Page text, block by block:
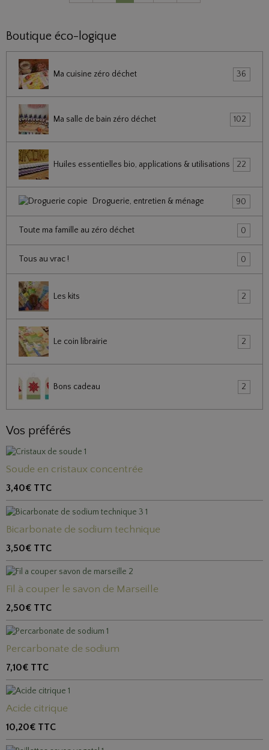
Boutique éco-logique
Ma cuisine zéro déchet 36
Ma salle de bain zéro déchet 102
Huiles essentielles bio, applications & utilisations 22
Droguerie, entretien & ménage 90
Toute ma famille au zéro déchet 0
Tous au vrac ! 0
Les kits 2
Le coin librairie 2
Bons cadeau 2
Vos préférés
Soude en cristaux concentrée
3,40€ TTC
Bicarbonate de sodium technique
3,50€ TTC
Fil à couper le savon de Marseille
2,50€ TTC
Percarbonate de sodium
7,10€ TTC
Acide citrique
10,20€ TTC